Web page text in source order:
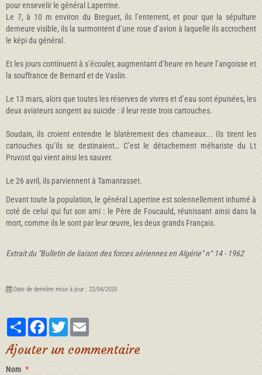
pour ensevelir le général Laperrine.
Le 7, à 10 m environ du Breguet, ils l’enterrent, et pour que la sépulture
demeure visible, ils la surmontent d’une roue d’avion à laquelle ils accrochent
le képi du général.
Et les jours continuent à s’écouler, augmentant d’heure en heure l’angoisse et
la souffrance de Bernard et de Vaslin.
Le 13 mars, alors que toutes les réserves de vivres et d’eau sont épuisées, les
deux aviateurs songent au suicide : il leur reste trois cartouches.
Soudain, ils croient entendre le blatèrement des chameaux... Ils tirent les
cartouches qu’ils se destinaient… C’est le détachement méhariste du Lt
Pruvost qui vient ainsi les sauver.
Le 26 avril, ils parviennent à Tamanrasset.
Devant toute la population, le général Laperrine est solennellement inhumé à
coté de celui qui fut son ami : le Père de Foucauld, réunissant ainsi dans la
mort, comme ils le sont par leur œuvre, les deux grands Français.
Extrait du "Bulletin de liaison des forces aériennes en Algérie" n° 14 - 1962
Date de dernière mise à jour : 22/04/2020
PartagerFacebookTwitter
Ajouter un commentaire
Nom